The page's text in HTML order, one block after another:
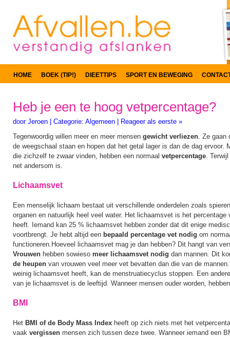
HOME BOEK (TIP!) DIEETTIPS SPORT EN BEWEGING
Heb je een te hoog vetpercentage?
door Jeroen Categorie: Algemeen
Reageer als eerste »
Tegenwoordig willen meer en meer mensen gewicht verliezen. Ze gaan
de weegschaal staan en hopen dat het getal lager is dan de dag ervoor.
die zichzelf te zwaar vinden, hebben een normaal vetpercentage.
net andersom is.
Lichaamsvet
Een menselijk lichaam bestaat uit verschillende onderdelen zoals
organen en natuurlijk heel veel water. Het lichaamsvet is het percentage
heeft. Iemand kan 25 % lichaamsvet hebben zonder dat dit enige
voortbrengt. Je hebt altijd een bepaald percentage vet nodig om
functioneren.Hoeveel lichaamsvet mag je dan hebben? Dit hangt van
Vrouwen hebben sowieso meer lichaamsvet nodig dan mannen. Dit
de heupen van vrouwen veel meer vet bevatten dan die van de
weinig lichaamsvet heeft, kan de menstruatiecyclus stoppen. Een
van je lichaamsvet is de leeftijd. Wanneer mensen ouder worden,
BMI
Het BMI of de Body Mass Index heeft op zich niets met het
vaak vergissen mensen zich tussen deze twee. Wanneer iemand een